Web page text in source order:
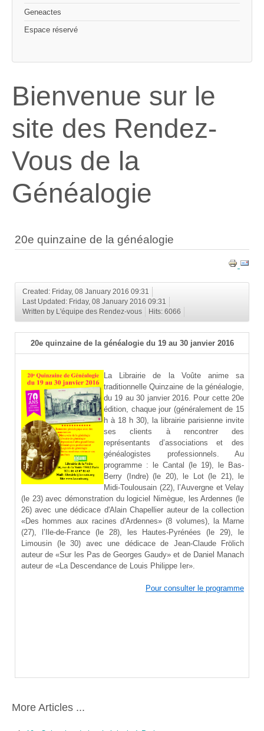
Geneactes
Espace réservé
Bienvenue sur le
site des Rendez-
Vous de la
Généalogie
20e quinzaine de la généalogie
Created: Friday, 08 January 2016 09:31
Last Updated: Friday, 08 January 2016 09:31
Written by L'équipe des Rendez-vous
Hits: 6066
20e quinzaine de la généalogie du 19 au 30 janvier 2016
La Librairie de la Voûte anime sa
traditionnelle Quinzaine de la généalogie,
du 19 au 30 janvier 2016. Pour cette 20e
édition, chaque jour (généralement de 15
h à 18 h 30), la librairie parisienne invite
ses clients à rencontrer des
représentants d’associations et des
généalogistes professionnels. Au
programme : le Cantal (le 19), le Bas-
Berry (Indre) (le 20), le Lot (le 21), le
Midi-Toulousain (22), l’Auvergne et Velay
(le 23) avec démonstration du logiciel Nimègue, les Ardennes (le
26) avec une dédicace d'Alain Chapellier auteur de la collection
«Des hommes aux racines d'Ardennes» (8 volumes), la Marne
(27), l’Ile-de-France (le 28), les Hautes-Pyrénées (le 29), le
Limousin (le 30) avec une dédicace de Jean-Claude Frölich
auteur de «Sur les Pas de Georges Gaudy» et de Daniel Manach
auteur de «La Descendance de Louis Philippe Ier».
Pour consulter le programme
More Articles ...